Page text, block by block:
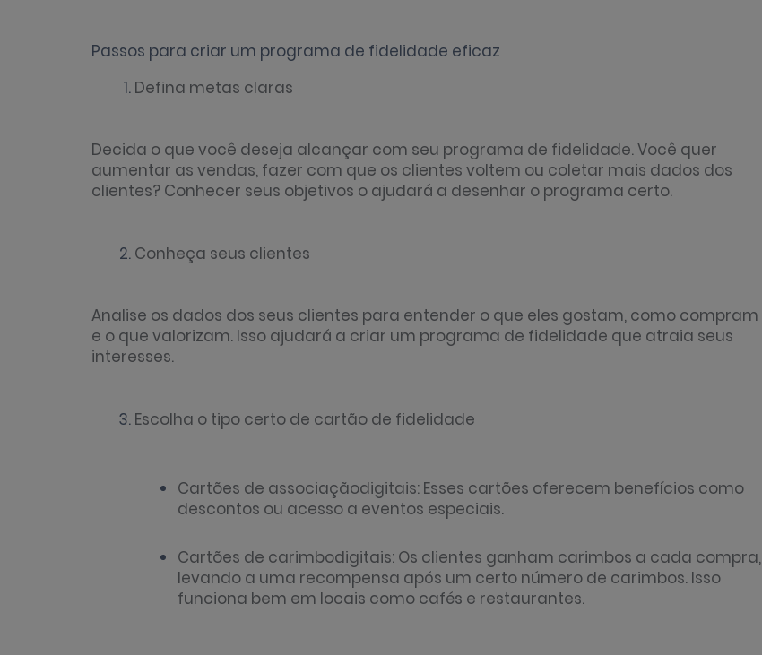
Passos para criar um programa de fidelidade eficaz
Defina metas claras
Decida o que você deseja alcançar com seu programa de fidelidade. Você quer
aumentar as vendas, fazer com que os clientes voltem ou coletar mais dados dos
clientes? Conhecer seus objetivos o ajudará a desenhar o programa certo.
Conheça seus clientes
Analise os dados dos seus clientes para entender o que eles gostam, como compram
e o que valorizam. Isso ajudará a criar um programa de fidelidade que atraia seus
interesses.
Escolha o tipo certo de cartão de fidelidade
Cartões de associaçãodigitais: Esses cartões oferecem benefícios como
descontos ou acesso a eventos especiais.
Cartões de carimbodigitais: Os clientes ganham carimbos a cada compra,
levando a uma recompensa após um certo número de carimbos. Isso
funciona bem em locais como cafés e restaurantes.